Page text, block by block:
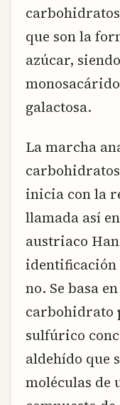
que son la
azúcar,
galactosa.
La marcha
inicia con la
llamada así
austriaco
identificación
no. Se basa
carbohidrato
sulfúrico
aldehído que
moléculas de